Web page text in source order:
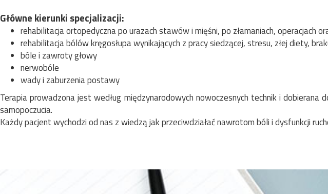
Główne kierunki specjalizacji:
rehabilitacja ortopedyczna po urazach stawów i mięśni, po złamaniach, operacjach
rehabilitacja bólów kręgosłupa wynikających z pracy siedzącej, stresu, złej diety,
bóle i zawroty głowy
nerwobóle
wady i zaburzenia postawy
Terapia prowadzona jest według międzynarodowych nowoczesnych technik i
samopoczucia.
Każdy pacjent wychodzi od nas z wiedzą jak przeciwdziałać nawrotom bóli i dysfunkcji